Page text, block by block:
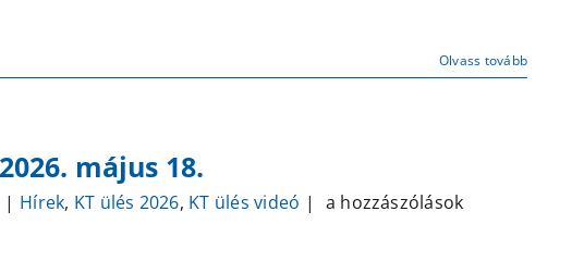
Olvass tovább
május 18.
| Hírek, KT ülés 2026, KT ülés videó |
Képviselő
a hozzászólások